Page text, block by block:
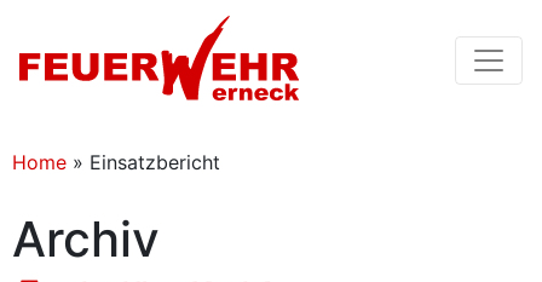
Home » Einsatzbericht
Archiv